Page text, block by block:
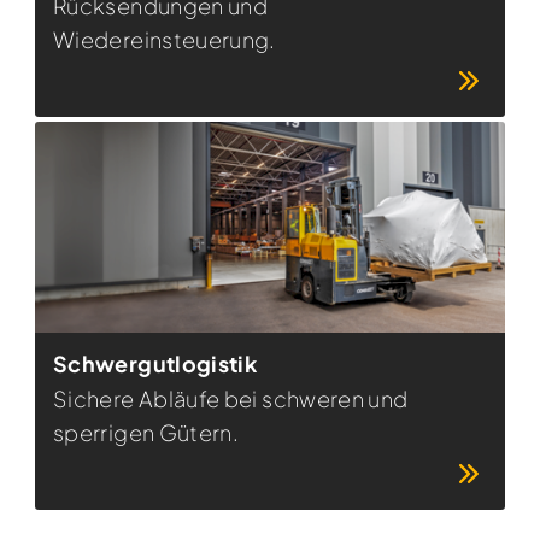
Wiedereinsteuerung.
Schwergutlogistik
Sichere Abläufe bei schweren und
sperrigen Gütern.